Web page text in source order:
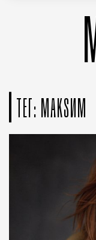
ТЕГ: МАКSИМ